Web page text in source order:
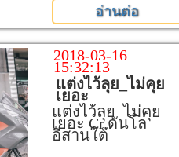
อ่านต่อ
2018-03-16
15:32:13
แต่งไว้ลุย_ไม่คุย
เยอะ
แต่งไว้ลุย_ไม่คุย
เยอะ Cr.ดันโล
อีสานใต้